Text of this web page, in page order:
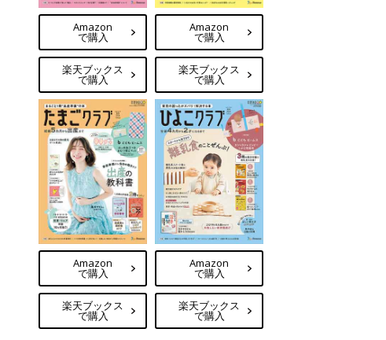
Amazon
で購入
楽天ブックス
で購入
Amazon
で購入
楽天ブックス
で購入
Amazon
で購入
楽天ブックス
で購入
Amazon
で購入
楽天ブックス
で購入